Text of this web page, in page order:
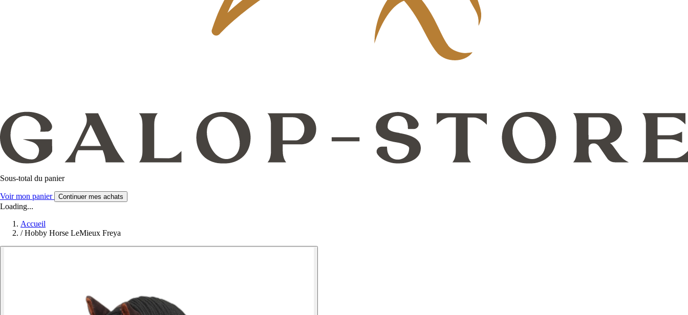
Sous-total du panier
Voir mon panier Continuer mes achats
Loading...
Accueil
/ Hobby Horse LeMieux Freya